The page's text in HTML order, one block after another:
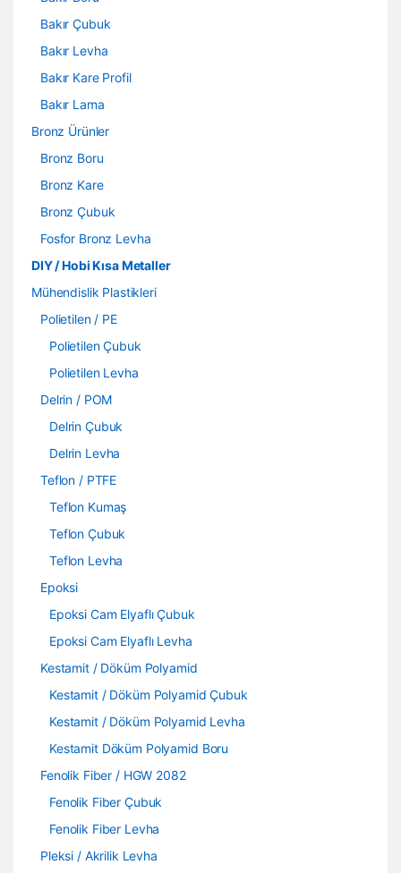
Bakır Çubuk
Bakır Levha
Bakır Kare Profil
Bakır Lama
Bronz Ürünler
Bronz Boru
Bronz Kare
Bronz Çubuk
Fosfor Bronz Levha
DIY / Hobi Kısa Metaller
Mühendislik Plastikleri
Polietilen / PE
Polietilen Çubuk
Polietilen Levha
Delrin / POM
Delrin Çubuk
Delrin Levha
Teflon / PTFE
Teflon Kumaş
Teflon Çubuk
Teflon Levha
Epoksi
Epoksi Cam Elyaflı Çubuk
Epoksi Cam Elyaflı Levha
Kestamit / Döküm Polyamid
Kestamit / Döküm Polyamid Çubuk
Kestamit / Döküm Polyamid Levha
Kestamit Döküm Polyamid Boru
Fenolik Fiber / HGW 2082
Fenolik Fiber Çubuk
Fenolik Fiber Levha
Pleksi / Akrilik Levha